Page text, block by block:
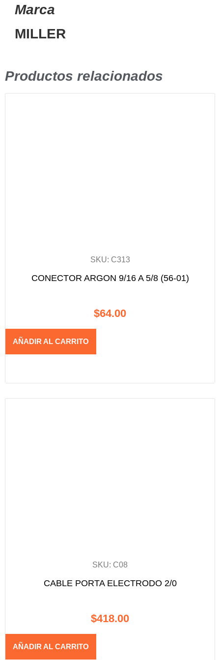
Marca
MILLER
Productos relacionados
SKU: C313
CONECTOR ARGON 9/16 A 5/8 (56-01)
$64.00
AÑADIR AL CARRITO
SKU: C08
CABLE PORTA ELECTRODO 2/0
$418.00
AÑADIR AL CARRITO